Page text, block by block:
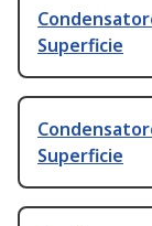
Superficie
Superficie